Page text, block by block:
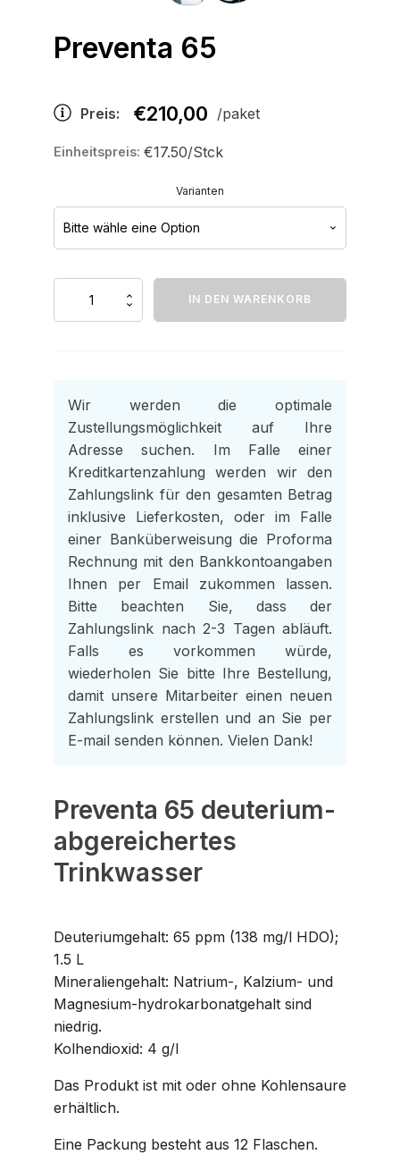
Preventa 65
Preis: €210,00 /paket
Einheitspreis: €17.50/Stck
Varianten
Preventa
IN DEN WARENKORB
Wir werden die optimale
Zustellungsmöglichkeit auf Ihre
Adresse suchen. Im Falle einer
Kreditkartenzahlung werden wir den
Zahlungslink für den gesamten Betrag
inklusive Lieferkosten, oder im Falle
einer Banküberweisung die Proforma
Rechnung mit den Bankkontoangaben
Ihnen per Email zukommen lassen.
Bitte beachten Sie, dass der
Zahlungslink nach 2-3 Tagen abläuft.
Falls es vorkommen würde,
wiederholen Sie bitte Ihre Bestellung,
damit unsere Mitarbeiter einen neuen
Zahlungslink erstellen und an Sie per
E-mail senden können. Vielen Dank!
Preventa 65 deuterium-
abgereichertes
Trinkwasser
Deuteriumgehalt: 65 ppm (138 mg/l HDO);
1.5 L
Mineraliengehalt: Natrium-, Kalzium- und
Magnesium-hydrokarbonatgehalt sind
niedrig.
Kolhendioxid: 4 g/l
Das Produkt ist mit oder ohne Kohlensaure
erhältlich.
Eine Packung besteht aus 12 Flaschen.